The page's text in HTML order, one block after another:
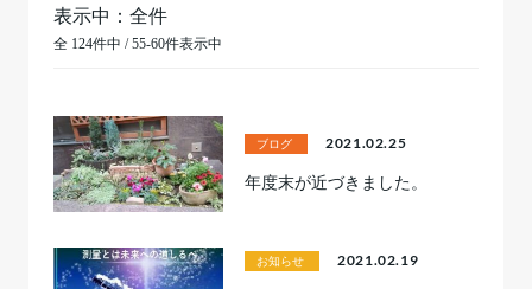
表示中：全件
全 124件中 / 55-60件表示中
ブログ 2021.02.25
年度末が近づきました。
お知らせ 2021.02.19